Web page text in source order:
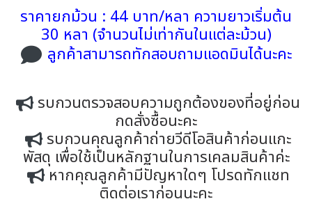
ราคายกม้วน : 44 บาท/หลา ความยาวเริ่มต้น
30 หลา (จำนวนไม่เท่ากันในแต่ละม้วน)
ลูกค้าสามารถทักสอบถามแอดมินได้นะคะ
รบกวนตรวจสอบความถูกต้องของที่อยู่ก่อน
กดสั่งซื้อนะคะ
รบกวนคุณลูกค้าถ่ายวีดีโอสินค้าก่อนแกะ
พัสดุ เพื่อใช้เป็นหลักฐานในการเคลมสินค้าค่ะ
หากคุณลูกค้ามีปัญหาใดๆ โปรดทักแชท
ติดต่อเราก่อนนะคะ